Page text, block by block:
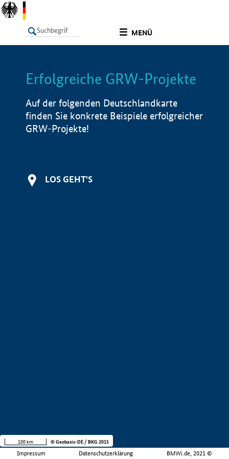
MENÜ
LISTE Info
Erfolgreiche GRW-Projekte
Auf der folgenden Deutschlandkarte
finden Sie konkrete Beispiele erfolgreicher
GRW-Projekte!
LOS GEHT'S
Impressum Datenschutzerklärung BMWi.de, 2021 ©
100 km © Geobasis-DE / BKG 2015